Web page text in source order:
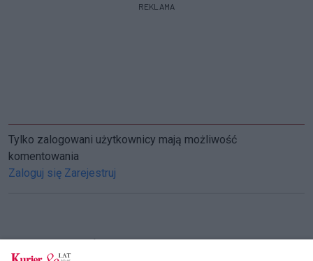
REKLAMA
Tylko zalogowani użytkownicy mają możliwość
komentowania
Zaloguj się Zarejestruj